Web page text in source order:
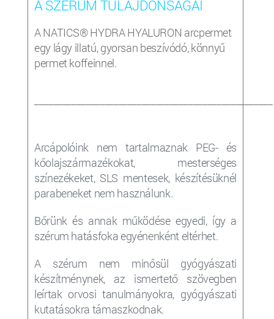
A SZÉRUM TULAJDONSÁGAI
A NATICS® HYDRA HYALURON arcpermet
egy lágy illatú, gyorsan beszívódó, könnyű
permet koffeinnel.
Arcápolóink nem tartalmaznak PEG- és
kőolajszármazékokat, mesterséges
színezékeket, SLS mentesek, készítésüknél
parabeneket nem használunk.
Bőrünk és annak működése egyedi, így a
szérum hatásfoka egyénenként eltérhet.
A szérum nem minősül gyógyászati
készítménynek, az ismertető szövegben
leírtak orvosi tanulmányokra, gyógyászati
kutatásokra támaszkodnak.